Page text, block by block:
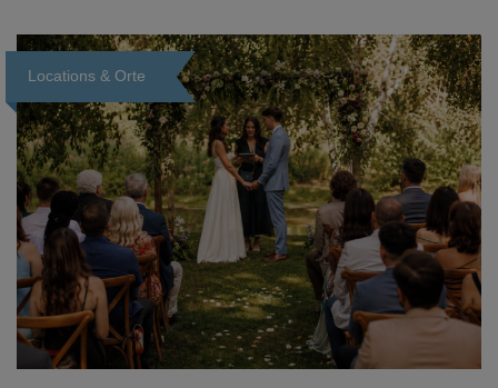
Dokument gesucht hat, kennt das mulmige Gefühl.
Locations & Orte